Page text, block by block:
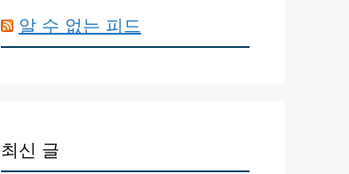
알 수 없는 피드
최신 글